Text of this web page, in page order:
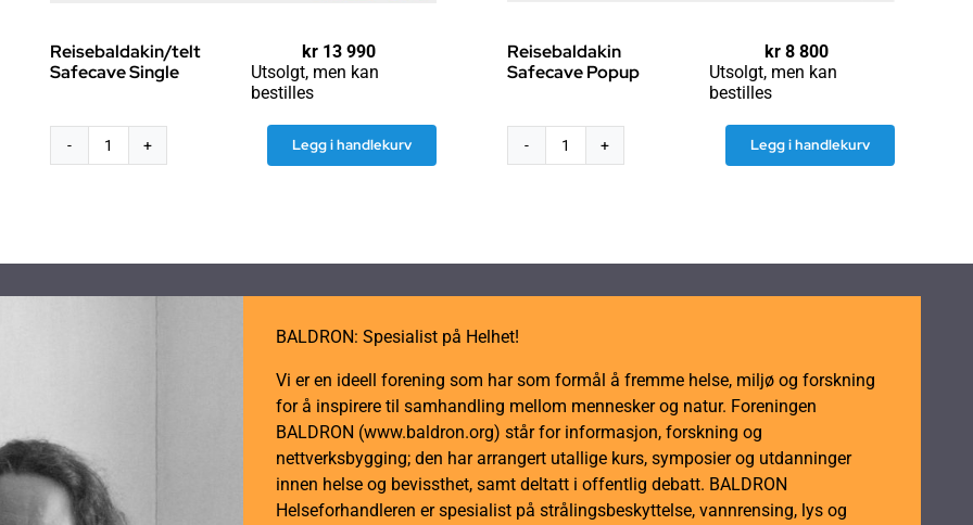
Reisebaldakin/telt
Safecave Single
kr13 990
Utsolgt, men kan
bestilles
Reisebaldakin/telt
Legg i handlekurv
Reisebaldakin
Safecave Popup
kr8 800
Utsolgt, men kan
bestilles
Reisebaldakin
Legg i handlekurv
BALDRON: Spesialist på Helhet!
Vi er en ideell forening som har som formål å fremme helse, miljø og forskning
for å inspirere til samhandling mellom mennesker og natur. Foreningen
BALDRON (www.baldron.org) står for informasjon, forskning og
nettverksbygging; den har arrangert utallige kurs, symposier og utdanninger
innen helse og bevissthet, samt deltatt i offentlig debatt. BALDRON
Helseforhandleren er spesialist på strålingsbeskyttelse, vannrensing, lys og